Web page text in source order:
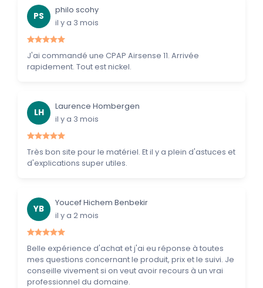
PS
philo scohy
il y a 3 mois
J'ai commandé une CPAP Airsense 11. Arrivée
rapidement. Tout est nickel.
LH
Laurence Hombergen
il y a 3 mois
Très bon site pour le matériel. Et il y a plein d'astuces et
d'explications super utiles.
YB
Youcef Hichem Benbekir
il y a 2 mois
Belle expérience d'achat et j'ai eu réponse à toutes
mes questions concernant le produit, prix et le suivi. Je
conseille vivement si on veut avoir recours à un vrai
professionnel du domaine.